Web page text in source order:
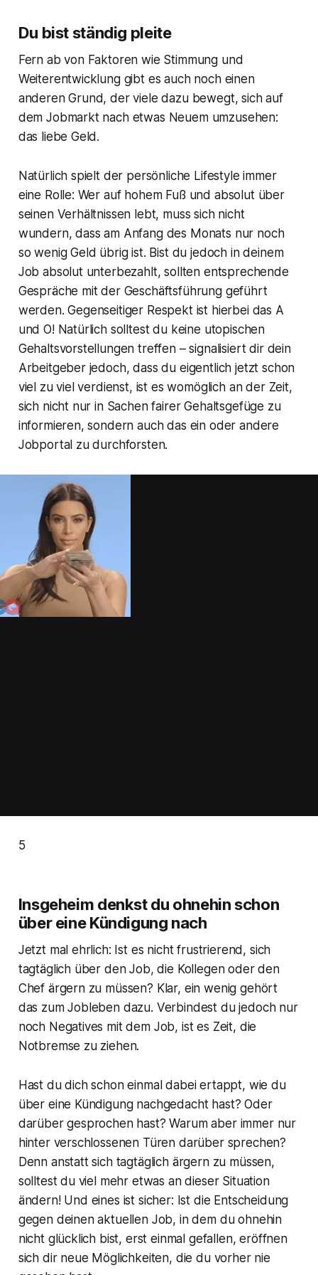
Du bist ständig pleite
Fern ab von Faktoren wie Stimmung und
Weiterentwicklung gibt es auch noch einen
anderen Grund, der viele dazu bewegt, sich auf
dem Jobmarkt nach etwas Neuem umzusehen:
das liebe Geld.
Natürlich spielt der persönliche Lifestyle immer
eine Rolle: Wer auf hohem Fuß und absolut über
seinen Verhältnissen lebt, muss sich nicht
wundern, dass am Anfang des Monats nur noch
so wenig Geld übrig ist. Bist du jedoch in deinem
Job absolut unterbezahlt, sollten entsprechende
Gespräche mit der Geschäftsführung geführt
werden. Gegenseitiger Respekt ist hierbei das A
und O! Natürlich solltest du keine utopischen
Gehaltsvorstellungen treffen – signalisiert dir dein
Arbeitgeber jedoch, dass du eigentlich jetzt schon
viel zu viel verdienst, ist es womöglich an der Zeit,
sich nicht nur in Sachen fairer Gehaltsgefüge zu
informieren, sondern auch das ein oder andere
Jobportal zu durchforsten.
5
Insgeheim denkst du ohnehin schon
über eine Kündigung nach
Jetzt mal ehrlich: Ist es nicht frustrierend, sich
tagtäglich über den Job, die Kollegen oder den
Chef ärgern zu müssen? Klar, ein wenig gehört
das zum Jobleben dazu. Verbindest du jedoch nur
noch Negatives mit dem Job, ist es Zeit, die
Notbremse zu ziehen.
Hast du dich schon einmal dabei ertappt, wie du
über eine Kündigung nachgedacht hast? Oder
darüber gesprochen hast? Warum aber immer nur
hinter verschlossenen Türen darüber sprechen?
Denn anstatt sich tagtäglich ärgern zu müssen,
solltest du viel mehr etwas an dieser Situation
ändern! Und eines ist sicher: Ist die Entscheidung
gegen deinen aktuellen Job, in dem du ohnehin
nicht glücklich bist, erst einmal gefallen, eröffnen
sich dir neue Möglichkeiten, die du vorher nie